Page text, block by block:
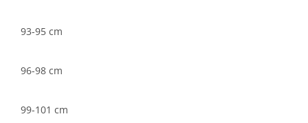
93-95 cm
96-98 cm
99-101 cm